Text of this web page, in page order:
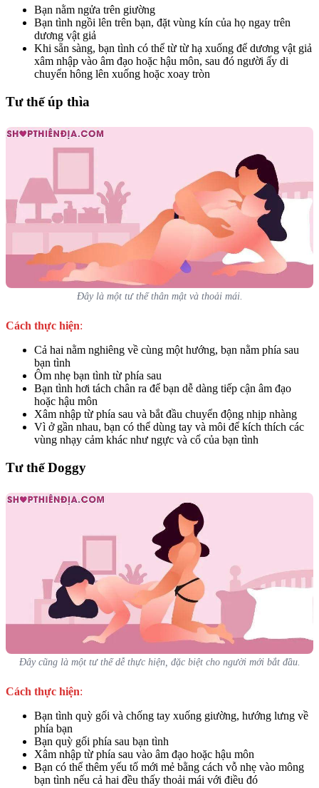
Bạn nằm ngửa trên giường
Bạn tình ngồi lên trên bạn, đặt vùng kín của họ ngay trên
dương vật giả
Khi sẵn sàng, bạn tình có thể từ từ hạ xuống để dương vật giả
xâm nhập vào âm đạo hoặc hậu môn, sau đó người ấy di
chuyển hông lên xuống hoặc xoay tròn
Tư thế úp thìa
Đây là một tư thế thân mật và thoải mái.
Cách thực hiện:
Cả hai nằm nghiêng về cùng một hướng, bạn nằm phía sau
bạn tình
Ôm nhẹ bạn tình từ phía sau
Bạn tình hơi tách chân ra để bạn dễ dàng tiếp cận âm đạo
hoặc hậu môn
Xâm nhập từ phía sau và bắt đầu chuyển động nhịp nhàng
Vì ở gần nhau, bạn có thể dùng tay và môi để kích thích các
vùng nhạy cảm khác như ngực và cổ của bạn tình
Tư thế Doggy
Đây cũng là một tư thế dễ thực hiện, đặc biệt cho người mới bắt đầu.
Cách thực hiện:
Bạn tình quỳ gối và chống tay xuống giường, hướng lưng về
phía bạn
Bạn quỳ gối phía sau bạn tình
Xâm nhập từ phía sau vào âm đạo hoặc hậu môn
Bạn có thể thêm yếu tố mới mẻ bằng cách vỗ nhẹ vào mông
bạn tình nếu cả hai đều thấy thoải mái với điều đó